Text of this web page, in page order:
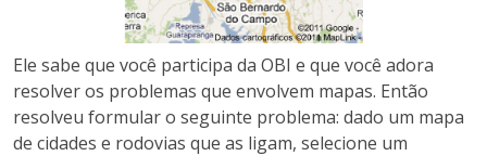
Ele sabe que você participa da OBI e que você adora
resolver os problemas que envolvem mapas. Então
resolveu formular o seguinte problema: dado um mapa
de cidades e rodovias que as ligam, selecione um